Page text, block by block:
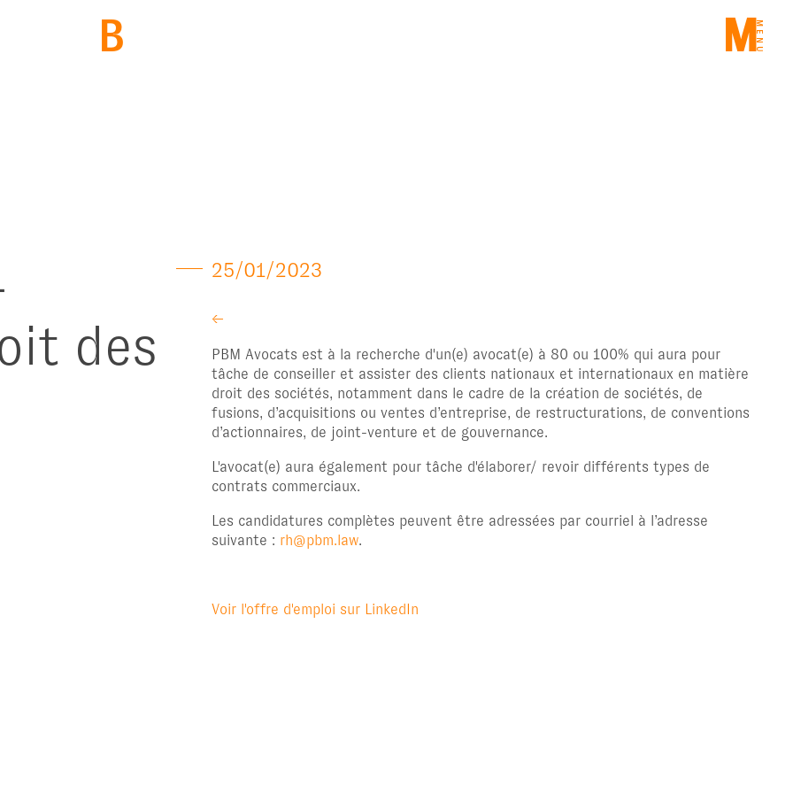
BACK
des
25/01/2023
←
PBM Avocats est à la recherche d'un(e) avocat(e) à 80 ou 100% qui aura pour
tâche de conseiller et assister des clients nationaux et internationaux en matière
droit des sociétés, notamment dans le cadre de la création de sociétés, de
fusions, d’acquisitions ou ventes d’entreprise, de restructurations, de conventions
d’actionnaires, de joint-venture et de gouvernance.
L'avocat(e) aura également pour tâche d'élaborer/ revoir différents types de
contrats commerciaux.
Les candidatures complètes peuvent être adressées par courriel à l’adresse
suivante : rh@pbm.law.
Voir l'offre d'emploi sur LinkedIn